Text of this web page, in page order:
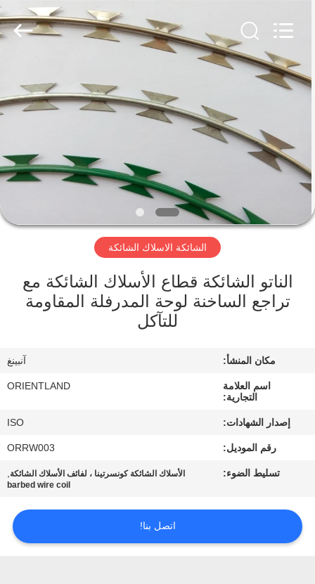
منزل،
بيت
منتجات
معلومات
عنا
في
المعمل
مراقبة
اتصل
اطلب
Reserved.
Developed
by
ECER
الشائكة الاسلاك الشائكة
الناتو الشائكة قطاع الأسلاك الشائكة مع
تراجع الساخنة لوحة المدرفلة المقاومة
للتآكل
مكان المنشأ: آنبينغ
اسم العلامة
التجارية:
ORIENTLAND
إصدار الشهادات: ISO
رقم الموديل: ORRW003
تسليط الضوء: الأسلاك الشائكة كونسرتينا ، لفائف الأسلاك الشائكة,
barbed wire coil
اتصل بنا!